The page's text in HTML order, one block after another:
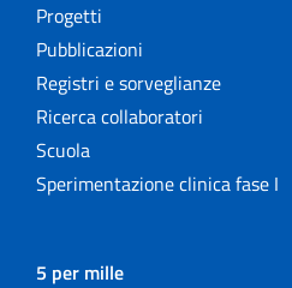
Progetti
Pubblicazioni
Registri e sorveglianze
Ricerca collaboratori
Scuola
Sperimentazione clinica fase I
5 per mille